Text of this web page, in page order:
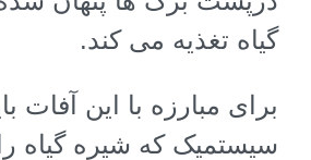
گیاه تغذیه می کند.
برای مبارزه با این آفات
سیستمیک که شیره گیاه